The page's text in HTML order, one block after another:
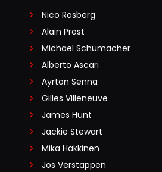
Nico Rosberg
Alain Prost
Michael Schumacher
Alberto Ascari
Ayrton Senna
Gilles Villeneuve
James Hunt
Jackie Stewart
Mika Häkkinen
Jos Verstappen